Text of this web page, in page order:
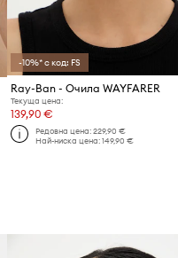
-10%* с код: FS
Ray-Ban - Очила WAYFARER
Текуща цена:
139,90 €
Редовна цена: 229,90 €
Най-ниска цена: 149,90 €